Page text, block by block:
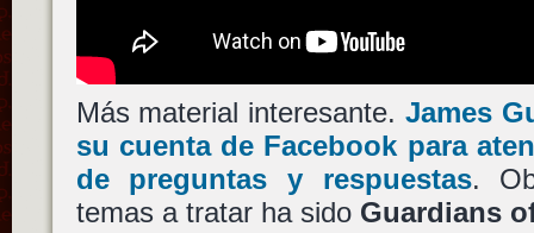
Más material interesante. James
su cuenta de Facebook para
de preguntas y respuestas.
temas a tratar ha sido Guardians